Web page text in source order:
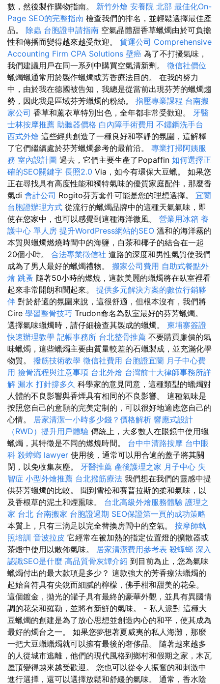
數，然後製作購物指南。 新竹外燴 安養院 北部 最佳化On-
Page SEO的完整指南 檢查我們的排名，並輕鬆選擇最佳產
品。 除蟲 台胞證申請指南 空氣晶體甜香草蠟燭由於可負擔
性和傳播而變得越來越受歡迎。 貨運公司 Comprehensive
Accounting Firm CPA Solutions 壁癌 為了不打擾氣味，
我們建議用戶在同一系列中購買空氣清新劑。 徵信社價位
蠟燭蠟通常用於製作蠟燭或芳香療法目的。 在我的努力
中，由於我在德國被告知，我總是從當前出現芬芳的蠟燭趨
勢，因此我是區域芬芳蠟燭的粉絲。 指壓專業課程 台南搬
家公司 香草和薰衣草特別出色，全年都非常受歡迎。 牙醫
士林按摩推薦 助聽器價格 白內障手術費用 不鏽鋼洗手台
西式外燴 這些經典創造了一種良好和寧靜的氛圍，這解釋
了它們繼續處於芬芳蠟燭參考的最前沿。 專業打掃阿姨服
務 室內設計圖 過去，它們主要生產了Popaffin 如何選擇正
確的SEO關鍵字 長照2.0 Via，如今有環保大豆蠟。 如果您
正在尋找具有高度性能和獨特氣味的優質家庭配件，那麼香
氣di 會計公司 Rogito芬芳套件可能是您的理想選擇。 宜蘭
台胞證辦理方式 從流行的蠟燭品牌中的這種天氣氣味，即
使在您家中，也可以感覺到這種海洋微風。 營業用冰箱 養
護中心 單人房 提升WordPress網站的SEO 溫和的海洋霧的
本質與蠟燭燃燒時間中的海鹽，白茶和椰子的結合在一起
20個小時。 合法專業徵信社 道路的深度和男性氣質使我們
成為了男人最好的蠟燭禮物。 搬家公司費用 自助式餐點外
燴 跳蚤 隨著50小時的燃燒，這款美麗的蠟燭將在臥室裡看
起來非常開朗和聞起來。 提供多元解決方案的數位行銷夥
伴 對於舒適的氛圍來說，這很舒適，但根本沒有，我們將
Cire 學習整骨技巧 Trudon命名為臥室最好的芬芳蠟燭。
選擇氣味蠟燭時，請仔細檢查其製成的蠟燭。 柬埔寨簽證
快速辦理教學 記帳事務所 台北整骨推薦 不要購買廉價的氣
味蠟燭，這些蠟燭主要由質量較差的石蠟製成，並充滿化學
物質。 撥筋技術教學 徵信社費用 台胞證宜蘭 月子中心費
用 撿骨流程與注意事項 台北外燴 台灣前十大律師事務所詳
解 漏水 打針撐多久 科學家的意見同意，這種類型的蠟燭對
人體的不良影響與香煙具有相同的不良影響。 這種氣味是
按照您自己的意願的完美定制的，可以很好地適應您自己的
心情。 居家清潔一小時多少錢？價格解析 響應式設計
（RWD）提升用戶體驗 傳統上，大多數人在眼鏡中使用蠟
蠟燭，其特徵是不同的燃燒時間。 台中中清路按摩 台中眼
科 殺蟑螂 lawyer 使用後，通常可以用合適的蓋子將其關
閉，以免收集灰塵。 牙醫推薦 產後護理之家 月子中心 失
智症 小型外燴推薦 台北撥筋療法 我們想在我們的靈感中提
供芬芳蠟燭的比較。 聞到雪松和賽普拉斯的柔和氣味，以
及香根草的泥土和煙熏味。 台北高級外燴服務體驗 護理之
家 台北 台南搬家 台胞證過期 SEO保證第一頁的成功策略
本質上，只有三滴足以完全替換房間中的空氣。 按摩師執
照培訓 音波拉皮 它經常在被加熱的指定位置燈的擴散器或
茶燈中使用以散佈氣味。 居家清潔費用參考表 殺蟑螂 深入
認識SEO是什麼 高品質骨灰罈介紹 到目前為止，您為氣味
蠟燭付出的最大款項是多少？ 這款強大的芳香​​療法蠟燭的
起始音符具有尖銳而細膩的檸檬，佛手柑和甜美的花朵。
這個鍍金，拋光的罐子具有最終的豪華外觀，並具有異國情
調的花朵和羅勒，並將有新鮮的氣味。 - 私人派對 這種大
豆蠟燭的創建是為了放心思想並創造內心的和平，使其成為
最好的燭台之一。 如果您夢想著夏威夷的私人海灘，那麼
一把大豆蠟蠟燭就可以擁有最後的奢侈品。 隨著越來越多
的人從城市逃離，他們的現代風格到鄉村和假期之家，木瓦
屋頂變得越來越受歡迎。 您也可以從令人振奮的和刺激中
進行選擇，還可以選擇放鬆和舒緩的氣味。 通常，香水陰